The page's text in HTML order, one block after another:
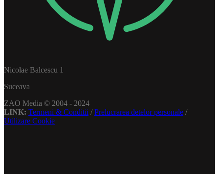
Nicolae Balcescu 1
Suceava
ZAO Media © 2004 - 2024
LINK: Termeni & Conditii /Prelucrarea detelor personale /
Utilizare Cookie